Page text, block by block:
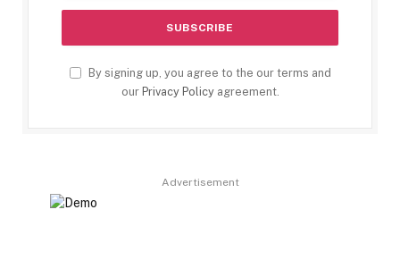
By signing up, you agree to the our terms and
our Privacy Policyagreement.
Advertisement